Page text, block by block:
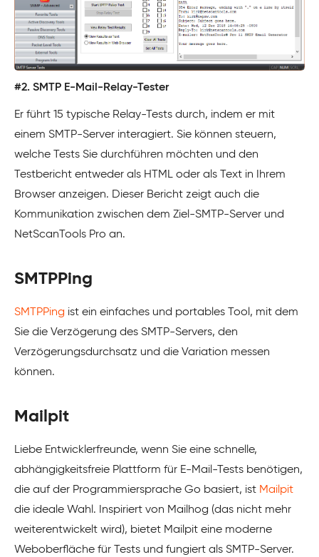
#2. SMTP E-Mail-Relay-Tester
Er führt 15 typische Relay-Tests durch, indem er mit
einem SMTP-Server interagiert. Sie können steuern,
welche Tests Sie durchführen möchten und den
Testbericht entweder als HTML oder als Text in Ihrem
Browser anzeigen. Dieser Bericht zeigt auch die
Kommunikation zwischen dem Ziel-SMTP-Server und
NetScanTools Pro an.
SMTPPing
SMTPPing ist ein einfaches und portables Tool, mit dem
Sie die Verzögerung des SMTP-Servers, den
Verzögerungsdurchsatz und die Variation messen
können.
Mailpit
Liebe Entwicklerfreunde, wenn Sie eine schnelle,
abhängigkeitsfreie Plattform für E-Mail-Tests benötigen,
die auf der Programmiersprache Go basiert, ist Mailpit
die ideale Wahl. Inspiriert von Mailhog (das nicht mehr
weiterentwickelt wird), bietet Mailpit eine moderne
Weboberfläche für Tests und fungiert als SMTP-Server.